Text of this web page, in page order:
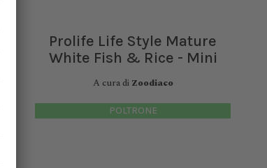
Prolife Life Style Mature
White Fish & Rice - Mini
A cura di Zoodiaco
POLTRONE